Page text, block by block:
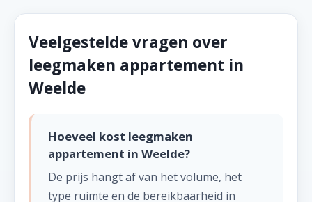
Veelgestelde vragen over
leegmaken appartement in
Weelde
Hoeveel kost leegmaken
appartement in Weelde?
De prijs hangt af van het volume, het
type ruimte en de bereikbaarheid in